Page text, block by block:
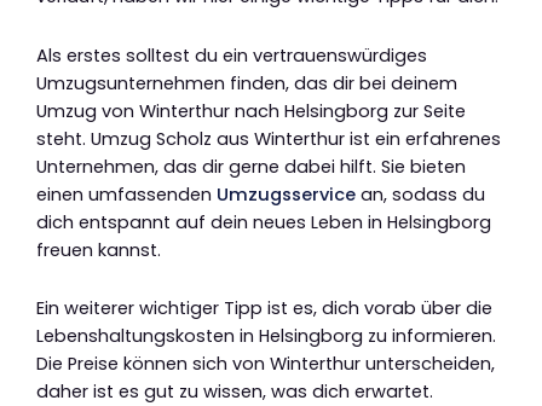
Als erstes solltest du ein vertrauenswürdiges
Umzugsunternehmen finden, das dir bei deinem
Umzug von Winterthur nach Helsingborg zur Seite
steht. Umzug Scholz aus Winterthur ist ein erfahrenes
Unternehmen, das dir gerne dabei hilft. Sie bieten
einen umfassenden Umzugsservice an, sodass du
dich entspannt auf dein neues Leben in Helsingborg
freuen kannst.
Ein weiterer wichtiger Tipp ist es, dich vorab über die
Lebenshaltungskosten in Helsingborg zu informieren.
Die Preise können sich von Winterthur unterscheiden,
daher ist es gut zu wissen, was dich erwartet.